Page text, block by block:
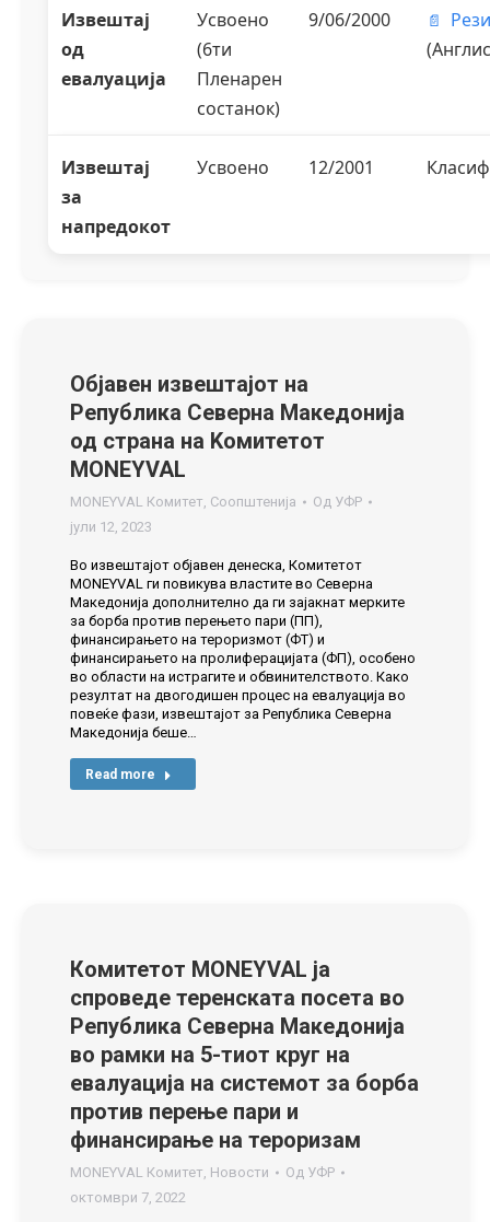
Извештај
од
евалуација
Усвоено
(6ти
Пленарен
состанок)
9/06/2000
Извештај
за
напредокот
Усвоено 12/2001
Објавен извештајот на
Република Северна Македонија
од страна на Kомитетот
MONEYVAL
MONEYVAL Комитет, Соопштенија Од УФР
јули 12, 2023
Во извештајот објавен денеска, Комитетот
MONEYVAL ги повикува властите во Северна
Македонија дополнително да ги зајакнат мерките
за борба против перењето пари (ПП),
финансирањето на тероризмот (ФТ) и
финансирањето на пролиферацијата (ФП), особено
во области на истрагите и обвинителството. Како
резултат на двогодишен процес на евалуација во
повеќе фази, извештајот за Република Северна
Македонија беше…
Read more
Комитетот MONEYVAL ја
спроведе теренската посета во
Република Северна Македонија
во рамки на 5-тиот круг на
евалуација на системот за борба
против перење пари и
финансирање на тероризам
MONEYVAL Комитет, Новости Од УФР
октомври 7, 2022